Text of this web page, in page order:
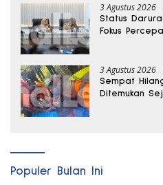
3 Agustus 2026
Status
Fokus
3 Agustus 2026
Sempat
Ditemukan
Populer Bulan Ini